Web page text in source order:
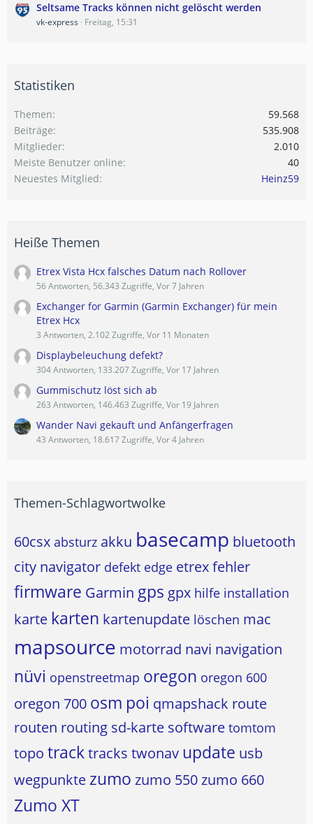
Seltsame Tracks können nicht gelöscht werden
vk-express Freitag, 15:31
Statistiken
Themen
59.568
Beiträge
535.908
Mitglieder
2.010
Meiste Benutzer online
40
Neuestes Mitglied
Heinz59
Heiße Themen
Etrex Vista Hcx falsches Datum nach Rollover
56 Antworten, 56.343 Zugriffe, Vor 7 Jahren
Exchanger for Garmin (Garmin Exchanger) für mein
Etrex Hcx
3 Antworten, 2.102 Zugriffe, Vor 11 Monaten
Displaybeleuchung defekt?
304 Antworten, 133.207 Zugriffe, Vor 17 Jahren
Gummischutz löst sich ab
263 Antworten, 146.463 Zugriffe, Vor 19 Jahren
Wander Navi gekauft und Anfängerfragen
43 Antworten, 18.617 Zugriffe, Vor 4 Jahren
Themen-Schlagwortwolke
60csx absturz akku basecamp bluetooth
city navigator defekt edge etrexfehler
firmware Garmin gps gpx hilfe installation
karte karten kartenupdate löschen mac
mapsource motorrad navi navigation
nüvi openstreetmap oregon oregon 600
oregon 700 osm poi qmapshack route
routen routing sd-karte software tomtom
topo tracktracks twonav update usb
wegpunkte zumo zumo 550zumo 660
Zumo XT